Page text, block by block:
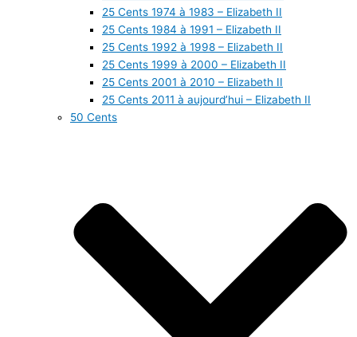
25 Cents 1974 à 1983 – Elizabeth II
25 Cents 1984 à 1991 – Elizabeth II
25 Cents 1992 à 1998 – Elizabeth II
25 Cents 1999 à 2000 – Elizabeth II
25 Cents 2001 à 2010 – Elizabeth II
25 Cents 2011 à aujourd’hui – Elizabeth II
50 Cents